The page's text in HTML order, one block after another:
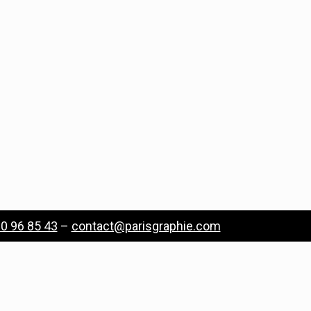
96 85 43 – contact@parisgraphie.com